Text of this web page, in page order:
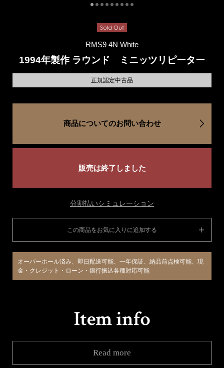
RMS9 4N White
1994年製作 ラウンド ミニッツリピーター
正規認定中古品
商品についてのお問い合わせ
販売は終了しました
分割払いシミュレーション
この商品をお気に入りに追加する
オーバーホール済み、即日配送可能、一年保証、納品前点検可能、現
金・クレジット・ローン・銀行振込各種対応可能
Read more